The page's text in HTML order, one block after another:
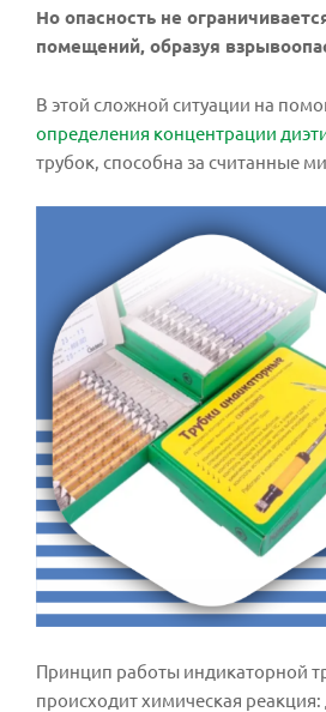
Но опасность не
помещений, образуя
В этой сложной ситуации на
определения концентрации
трубок, способна за считанные
Принцип работы индикаторной
происходит химическая